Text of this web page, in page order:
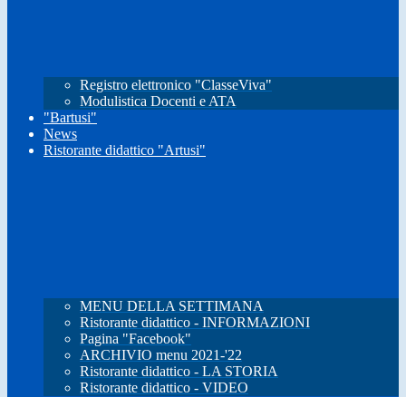
Registro elettronico "ClasseViva"
Modulistica Docenti e ATA
"Bartusi"
News
Ristorante didattico "Artusi"
MENU DELLA SETTIMANA
Ristorante didattico - INFORMAZIONI
Pagina "Facebook"
ARCHIVIO menu 2021-'22
Ristorante didattico - LA STORIA
Ristorante didattico - VIDEO